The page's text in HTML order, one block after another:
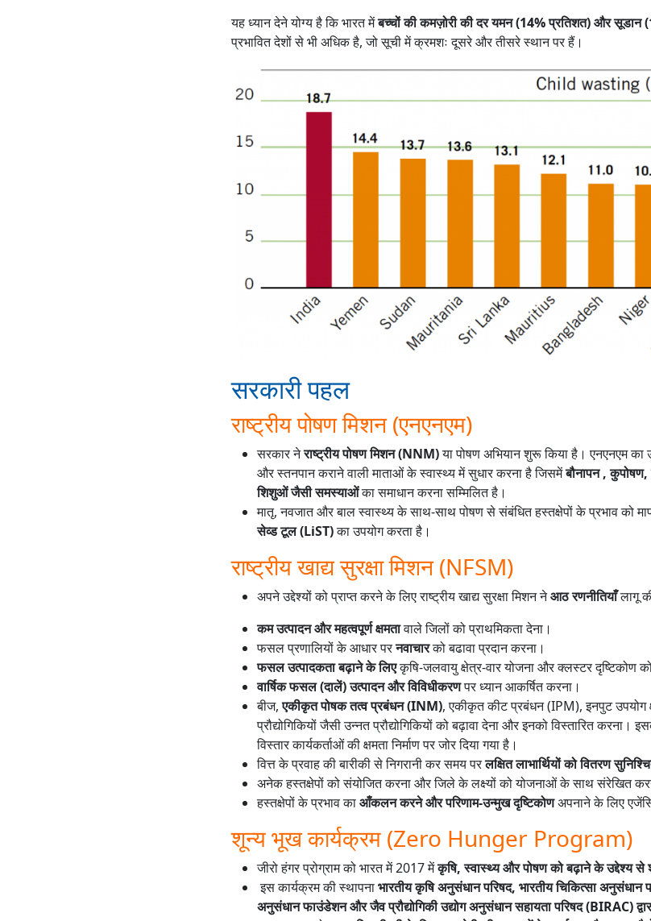
यह ध्यान देने योग्य है कि भारत मेंबच्चों की कमज़ोरी की दर यमन (14% प्रतिशत) और सूडान
प्रभावित देशों से भी अधिक है, जो सूची में क्रमशः दूसरे और तीसरे स्थान पर हैं।
सरकारी पहल
राष्ट्रीय पोषण मिशन (एनएनएम)
सरकार नेराष्ट्रीय पोषण मिशन (NNM)या पोषण अभियान शुरू किया है। एनएनएम का
और स्तनपान कराने वाली माताओं के स्वास्थ्य में सुधार करना है जिसमेंबौनापन ,
शिशुओं जैसी समस्याओंका समाधान करना सम्मिलित है।
मातृ, नवजात और बाल स्वास्थ्य के साथ-साथ पोषण से संबंधित हस्तक्षेपों के प्रभाव को
सेव्ड टूल (LiST)का उपयोग करता है।
राष्ट्रीय खाद्य सुरक्षा मिशन (NFSM)
अपने उद्देश्यों को प्राप्त करने के लिए राष्ट्रीय खाद्य सुरक्षा मिशन नेआठ रणनीतियाँलागू
कम उत्पादन और महत्वपूर्ण क्षमतावाले जिलों को प्राथमिकता देना।
फसल प्रणालियों के आधार परनवाचारको बढावा प्रदान करना।
फसल उत्पादकता बढ़ाने के लिएकृषि-जलवायु क्षेत्र-वार योजना और क्लस्टर दृष्टिकोण
वार्षिक फसल (दालें) उत्पादन और विविधीकरणपर ध्यान आकर्षित करना।
बीज,एकीकृत पोषक तत्व प्रबंधन (INM), एकीकृत कीट प्रबंधन (IPM), इनपुट उपयोग
प्रौद्योगिकियों जैसी उन्नत प्रौद्योगिकियों को बढ़ावा देना और इनको विस्तारित करना।
विस्तार कार्यकर्ताओं की क्षमता निर्माण पर जोर दिया गया है।
वित्त के प्रवाह की बारीकी से निगरानी कर समय परलक्षित लाभार्थियों को वितरण
अनेक हस्तक्षेपों को संयोजित करना और जिले के लक्ष्यों को योजनाओं के साथ संरेखित
हस्तक्षेपों के प्रभाव काआँकलन करने और परिणाम-उन्मुख दृष्टिकोणअपनाने के लिए
शून्य भूख कार्यक्रम (Zero Hunger Program)
जीरो हंगर प्रोग्राम को भारत में 2017 मेंकृषि, स्वास्थ्य और पोषण को बढ़ाने के उद्देश्य
इस कार्यक्रम की स्थापनाभारतीय कृषि अनुसंधान परिषद, भारतीय चिकित्सा अनुसंधान
अनुसंधान फाउंडेशन और जैव प्रौद्योगिकी उद्योग अनुसंधान सहायता परिषद (BIRAC)